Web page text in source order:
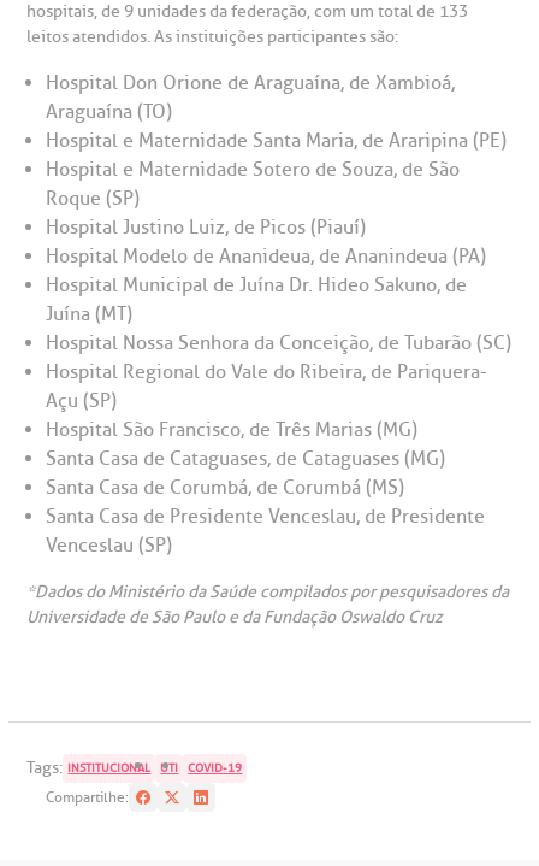
hospitais, de 9 unidades da federação, com um total de 133
leitos atendidos. As instituições participantes são:
Hospital Don Orione de Araguaína, de Xambioá,
Araguaína (TO)
Hospital e Maternidade Santa Maria, de Araripina (PE)
Hospital e Maternidade Sotero de Souza, de São
Roque (SP)
Hospital Justino Luiz, de Picos (Piauí)
Hospital Modelo de Ananideua, de Ananindeua (PA)
Hospital Municipal de Juína Dr. Hideo Sakuno, de
Juína (MT)
Hospital Nossa Senhora da Conceição, de Tubarão (SC)
Hospital Regional do Vale do Ribeira, de Pariquera-
Açu (SP)
Hospital São Francisco, de Três Marias (MG)
Santa Casa de Cataguases, de Cataguases (MG)
Santa Casa de Corumbá, de Corumbá (MS)
Santa Casa de Presidente Venceslau, de Presidente
Venceslau (SP)
*Dados do Ministério da Saúde compilados por pesquisadores da
Universidade de São Paulo e da Fundação Oswaldo Cruz
Tags: INSTITUCIONAL UTI COVID-19
Compartilhe: